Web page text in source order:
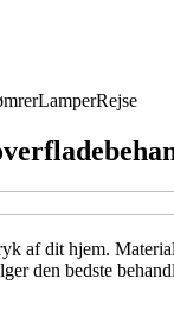
LamperRejse
af dit hjem.
den bedste